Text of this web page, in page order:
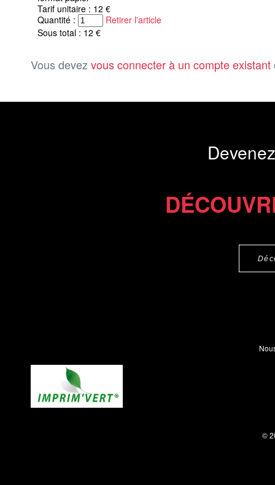
Tarif unitaire : 12 €
Quantité :
Retirer l'article
Sous total : 12 €
Vous devez vous connecter à un compte existant
©